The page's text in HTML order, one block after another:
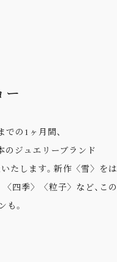
での1ヶ月間、
のジュエリーブランド
たします。新作〈雪〉をは
四季〉〈粒子〉など、この
も。